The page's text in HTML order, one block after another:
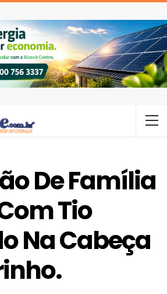
De Família
Tio
Na Cabeça